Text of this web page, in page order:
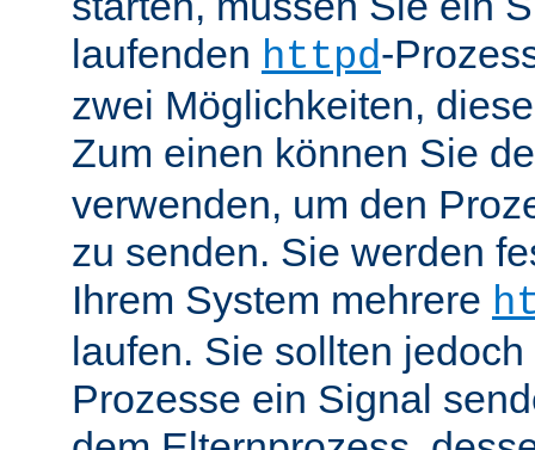
laufenden httpd-
zwei Möglichkeiten,
Zum einen können Sie
verwenden, um den
zu senden. Sie werden
Ihrem System mehrere
laufen. Sie sollten
Prozesse ein Signal